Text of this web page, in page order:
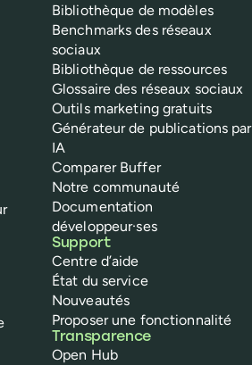
Bibliothèque de modèles
Benchmarks des réseaux
sociaux
Bibliothèque de ressources
Glossaire des réseaux sociaux
Outils marketing gratuits
Générateur de publications par
IA
Comparer Buffer
Notre communauté
Documentation
développeur·ses
Support
Centre d’aide
État du service
Nouveautés
Proposer une fonctionnalité
Transparence
Open Hub